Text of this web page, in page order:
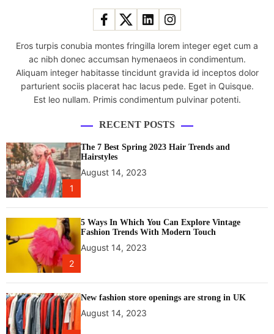
Eros turpis conubia montes fringilla lorem integer eget cum a
ac nibh donec accumsan hymenaeos in condimentum.
Aliquam integer habitasse tincidunt gravida id inceptos dolor
parturient sociis placerat hac lacus pede. Eget in Quisque.
Est leo nullam. Primis condimentum pulvinar potenti.
RECENT POSTS
1
The 7 Best Spring 2023 Hair Trends and
Hairstyles
August 14, 2023
2
5 Ways In Which You Can Explore Vintage
Fashion Trends With Modern Touch
August 14, 2023
New fashion store openings are strong in UK
August 14, 2023